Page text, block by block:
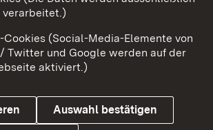
Barrierefreiheit
Cookies
verarbeitet.)
(Social-Media-Elemente von
Twitter und Google werden auf der
aktiviert.)
Auswahl bestätigen